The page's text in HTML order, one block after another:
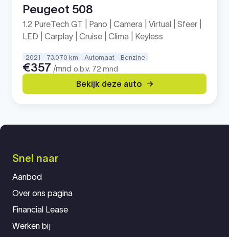
Peugeot 508
1.2 PureTech GT | Pano | Camera | Virtual | Sfeer |
LED | Carplay | Cruise | Clima | Keyless
2021 73.070 km Automaat Benzine
€357 /mnd o.b.v. 72 mnd
Bekijk deze auto
Snel naar
Aanbod
Over ons pagina
Financial Lease
Werken bij